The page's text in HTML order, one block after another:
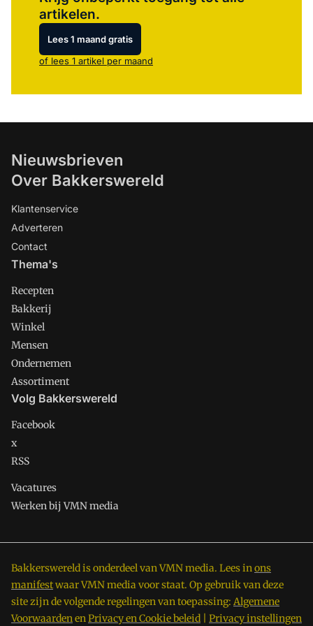
artikelen.
Lees 1 maand gratis
of lees 1 artikel per maand
Nieuwsbrieven
Over Bakkerswereld
Klantenservice
Adverteren
Contact
Thema's
Recepten
Bakkerij
Winkel
Mensen
Ondernemen
Assortiment
Volg Bakkerswereld
Facebook
x
RSS
Vacatures
Werken bij VMN media
Bakkerswereld is onderdeel van VMN media. Lees inons
manifestwaar VMN media voor staat. Op gebruik van deze
site zijn de volgende regelingen van toepassing: Algemene
VoorwaardenenPrivacy en Cookie beleid Privacy instellingen